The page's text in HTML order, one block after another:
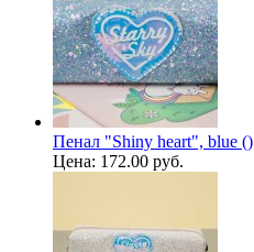
Пенал "Shiny heart", blue ()
Цена: 172.00 руб.